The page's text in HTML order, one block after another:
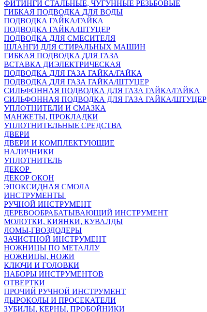
ФИТИНГИ СТАЛЬНЫЕ, ЧУГУННЫЕ РЕЗЬБОВЫЕ
ГИБКАЯ ПОДВОДКА ДЛЯ ВОДЫ
ПОДВОДКА ГАЙКА/ГАЙКА
ПОДВОДКА ГАЙКА/ШТУЦЕР
ПОДВОДКА ДЛЯ СМЕСИТЕЛЯ
ШЛАНГИ ДЛЯ СТИРАЛЬНЫХ МАШИН
ГИБКАЯ ПОДВОДКА ДЛЯ ГАЗА
ВСТАВКА ДИЭЛЕКТРИЧЕСКАЯ
ПОДВОДКА ДЛЯ ГАЗА ГАЙКА/ГАЙКА
ПОДВОДКА ДЛЯ ГАЗА ГАЙКА/ШТУЦЕР
СИЛЬФОННАЯ ПОДВОДКА ДЛЯ ГАЗА ГАЙКА/ГАЙКА
СИЛЬФОННАЯ ПОДВОДКА ДЛЯ ГАЗА ГАЙКА/ШТУЦЕР
УПЛОТНИТЕЛИ И СМАЗКА
МАНЖЕТЫ, ПРОКЛАДКИ
УПЛОТНИТЕЛЬНЫЕ СРЕДСТВА
ДВЕРИ
ДВЕРИ И КОМПЛЕКТУЮЩИЕ
НАЛИЧНИКИ
УПЛОТНИТЕЛЬ
ДЕКОР
ДЕКОР ОКОН
ЭПОКСИДНАЯ СМОЛА
ИНСТРУМЕНТЫ
РУЧНОЙ ИНСТРУМЕНТ
ДЕРЕВООБРАБАТЫВАЮЩИЙ ИНСТРУМЕНТ
МОЛОТКИ, КИЯНКИ, КУВАЛДЫ
ЛОМЫ-ГВОЗДОДЕРЫ
ЗАЧИСТНОЙ ИНСТРУМЕНТ
НОЖНИЦЫ ПО МЕТАЛЛУ
НОЖНИЦЫ, НОЖИ
КЛЮЧИ И ГОЛОВКИ
НАБОРЫ ИНСТРУМЕНТОВ
ОТВЕРТКИ
ПРОЧИЙ РУЧНОЙ ИНСТРУМЕНТ
ДЫРОКОЛЫ И ПРОСЕКАТЕЛИ
ЗУБИЛЫ, КЕРНЫ, ПРОБОЙНИКИ